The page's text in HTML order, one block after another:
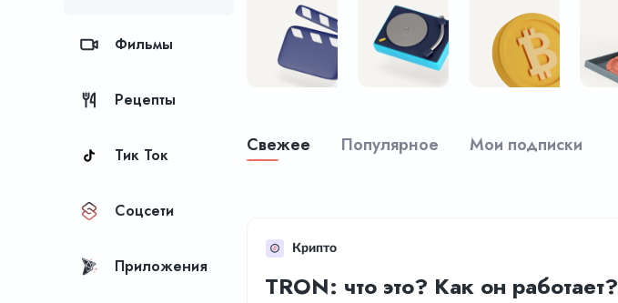
Фильмы
Рецепты
Тик Ток
Соцсети
Приложения
Свежее Популярное Мои подписки
Крипто
TRON: что это? Как он работает?